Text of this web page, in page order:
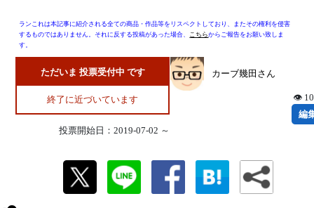
ランこれは本記事に紹介される全ての商品・作品等をリスペクトしており、またその権利を侵害
するものではありません。それに反する投稿があった場合、 こちらからご報告をお願い致しま
す。
ただいま 投票受付中 です
終了に近づいています
投票開始日：2019-07-02 ～
カーブ幾田さん
👁
編